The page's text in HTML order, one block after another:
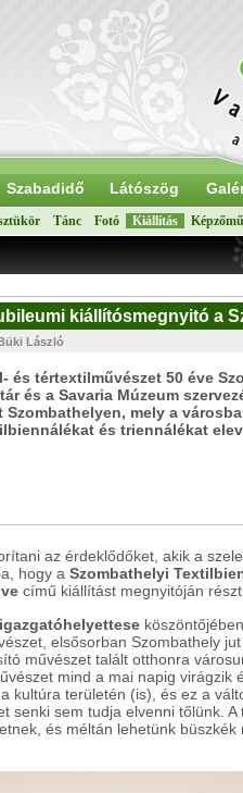
Szabadidő Látószög
Tánc Fotó Kiállítás
kiállítósmegnyitó a
László
és tértextilművészet 50 éve
és a Savaria Múzeum
Szombathelyen, mely a
és triennálékat
az érdeklődőket, akik a
hogy a Szombathelyi
című kiállítást megnyitóján részt
elsősorban Szombathely
művészet talált otthonra
mind a mai napig virágzik
kultúra területén (is), és ez a
senki sem tudja elvenni tőlünk. A
és méltán lehetünk büszkék